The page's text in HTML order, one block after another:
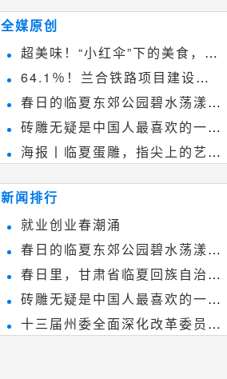
为中国建筑史上彰品东方美不可磨
第八次会议召开
全媒原创
超美味！“小红伞”下的美食，绝
不能错过~
64.1％！兰合铁路项目建设加
速推进
春日的临夏东郊公园碧水荡漾、
春花烂漫
砖雕无疑是中国人最喜欢的一种
雕刻艺术，它不仅是民间实用美术
和建筑装饰艺术的有机结合，更成
为中国建筑史上彰品东方美不可磨
灭的一笔。一方青砖里不仅藏着广
海报丨临夏蛋雕，指尖上的艺术
~
新闻排行
就业创业春潮涌
春日的临夏东郊公园碧水荡漾、
春花烂漫
春日里，甘肃省临夏回族自治州
境内的刘家峡大桥，壮观美丽!
砖雕无疑是中国人最喜欢的一种
雕刻艺术，它不仅是民间实用美术
十三届州委全面深化改革委员会